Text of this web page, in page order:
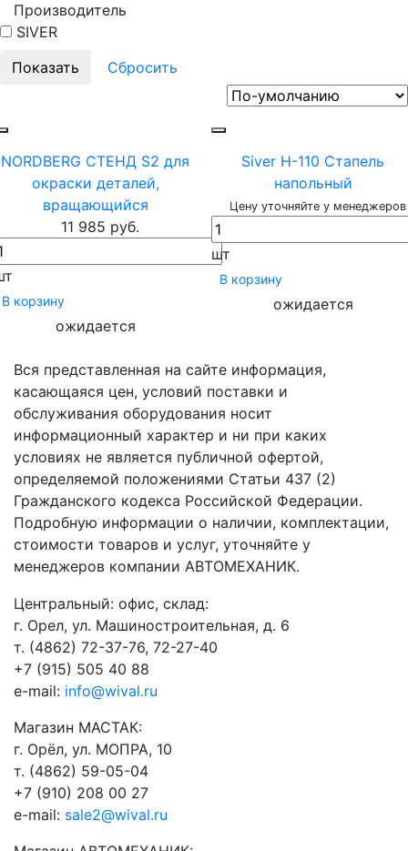
Производитель
SIVER
NORDBERG СТЕНД S2 для
окраски деталей,
вращающийся
11 985 руб.
В корзину
ожидается
Siver H-110 Стапель
напольный
Цену уточняйте у менеджеров
шт
В корзину
ожидается
Вся представленная на сайте информация,
касающаяся цен, условий поставки и
обслуживания оборудования носит
информационный характер и ни при каких
условиях не является публичной офертой,
определяемой положениями Статьи 437 (2)
Гражданского кодекса Российской Федерации.
Подробную информации о наличии, комплектации,
стоимости товаров и услуг, уточняйте у
менеджеров компании АВТОМЕХАНИК.
​Центральный: офис, склад:
г. Орел, ул. Машиностроительная, д. 6
т. (4862) 72-37-76, 72-27-40
+7 (915) 505 40 88
e-mail: info@wival.ru
Магазин МАСТАК:
г. Орёл, ул. МОПРА, 10
т. (4862) 59-05-04
+7 (910) 208 00 27
e-mail: sale2@wival.ru